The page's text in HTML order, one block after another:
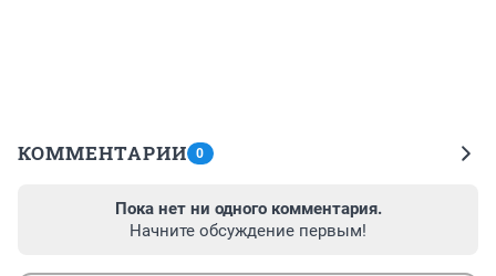
КОММЕНТАРИИ 0
Пока нет ни одного комментария.
Начните обсуждение первым!